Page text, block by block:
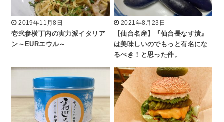
2019年11月8日
壱弐参横丁内の実力派イタリア
ン～EURエウル～
2021年8月23日
【仙台名産】『仙台長なす漬』
は美味しいのでもっと有名にな
るべき！と思った件。